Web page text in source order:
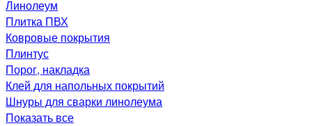
Линолеум
Плитка ПВХ
Ковровые покрытия
Плинтус
Порог, накладка
Клей для напольных покрытий
Шнуры для сварки линолеума
Показать все